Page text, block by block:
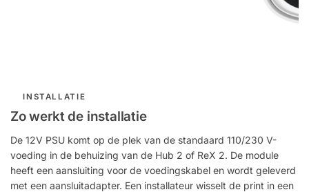
INSTALLATIE
Zo werkt de installatie
De 12V PSU komt op de plek van de standaard 110/230 V-
voeding in de behuizing van de Hub 2 of ReX 2. De module
heeft een aansluiting voor de voedingskabel en wordt geleverd
met een aansluitadapter. Een installateur wisselt de print in een